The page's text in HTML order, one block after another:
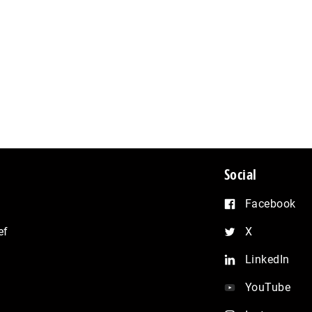
Social
Facebook
X
LinkedIn
YouTube